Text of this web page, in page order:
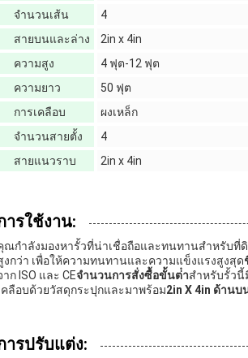
จํานวนเส้น
4
สายบนและล่าง
2in x 4in
ความสูง
4 ฟุต-12 ฟุต
ความยาว
50 ฟุต
การเคลือบ
ผงเหล็ก
จํานวนสายตั้ง
4
สายแนวราบ
2in x 4in
ารใช้งาน:
ณกําลังมองหารั้วที่น่าเชื่อถือและทนทานสําหรับที่
งกว่า เพื่อให้ความทนทานและความแข็งแรงสูงสุด
าก ISO และ CEจํานวนการสั่งซื้อขั้นต่ําสําหรับรั้วนี้
คลือบด้วยวัสดุกระปุกและมาพร้อม2in X 4in ด้าน
ารปรับแต่ง: